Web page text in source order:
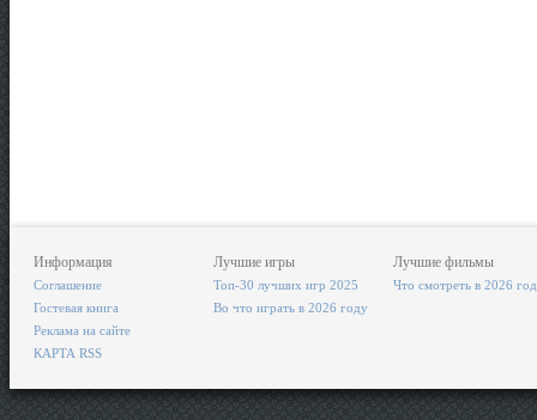
Информация
Соглашение
Гостевая книга
Реклама на сайте
КАРТА RSS
Лучшие игры
Топ-30 лучших игр 2025
Во что играть в 2026 году
Лучшие фильмы
Что смотреть в 2026